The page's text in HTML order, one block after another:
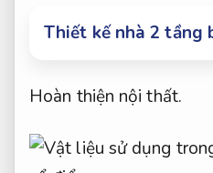
Thiết kế nhà 2 tầng
Hoàn thiện nội thất.